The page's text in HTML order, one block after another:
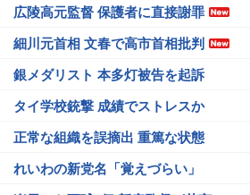
広陵高元監督 保護者に直接謝罪
細川元首相 文春で高市首相批判
銀メダリスト 本多灯被告を起訴
タイ学校銃撃 成績でストレスか
正常な組織を誤摘出 重篤な状態
れいわの新党名「覚えづらい」